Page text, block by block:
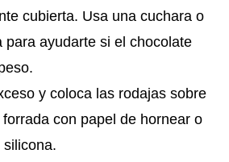
cubierta. Usa una cuchara o
para ayudarte si el chocolate
y coloca las rodajas sobre
con papel de hornear o
silicona.